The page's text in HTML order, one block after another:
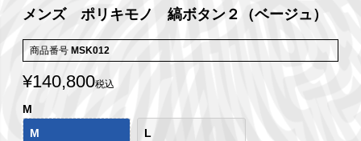
メンズ ポリキモノ 縞ボタン２（ベージュ）
商品番号 MSK012
¥140,800税込
M
M
L